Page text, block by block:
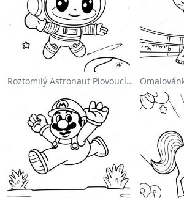
Roztomilý Astronaut Plovoucí Ve Vesmíru Na Omalovánce